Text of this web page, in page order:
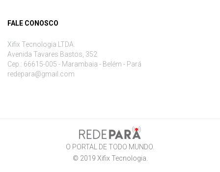
FALE CONOSCO
Xifix Tecnologia LTDA.
Avenida Tavares Bastos, 352
Cep.: 66615-005 - Marambaia - Belém - Pará
redepara@gmail.com
O PORTAL DE TODO MUNDO.
© 2019 Xifix Tecnologia